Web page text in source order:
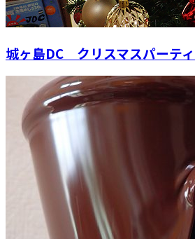
城ヶ島DC クリスマスパーテ